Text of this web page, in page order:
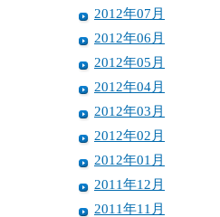
2012年07月
2012年06月
2012年05月
2012年04月
2012年03月
2012年02月
2012年01月
2011年12月
2011年11月